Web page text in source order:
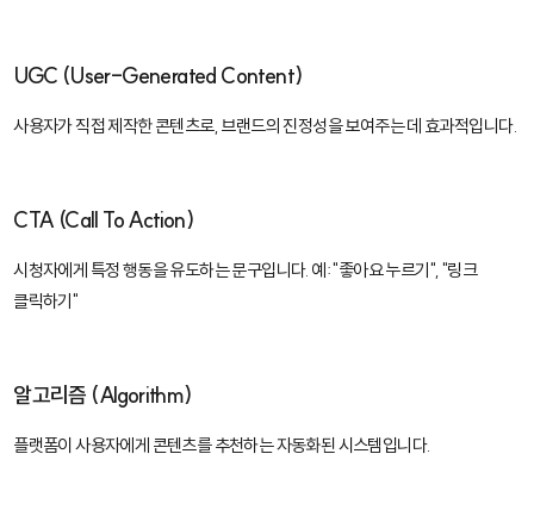
UGC (User-Generated Content)
사용자가 직접 제작한 콘텐츠로, 브랜드의 진정성을 보여주는 데 효과적입니다.
CTA (Call To Action)
시청자에게 특정 행동을 유도하는 문구입니다. 예: "좋아요 누르기", "링크
클릭하기"
알고리즘 (Algorithm)
플랫폼이 사용자에게 콘텐츠를 추천하는 자동화된 시스템입니다.